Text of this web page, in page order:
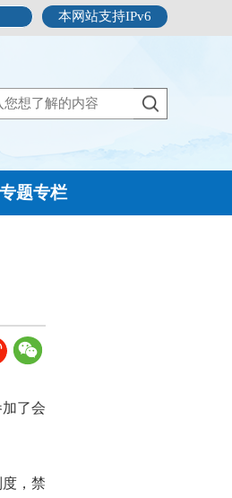
本网站支持IPv6
专题专栏
了会
，禁